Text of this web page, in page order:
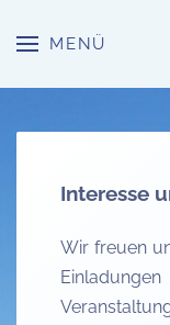
Skip to main
MENÜ
Interesse
Wir freuen